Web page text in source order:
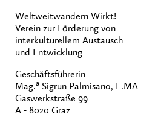
Weltweitwandern Wirkt!
Verein zur Förderung von
interkulturellem Austausch
und Entwicklung
Geschäftsführerin
Mag.a Sigrun Palmisano, E.MA
Gaswerkstraße 99
A - 8020 Graz